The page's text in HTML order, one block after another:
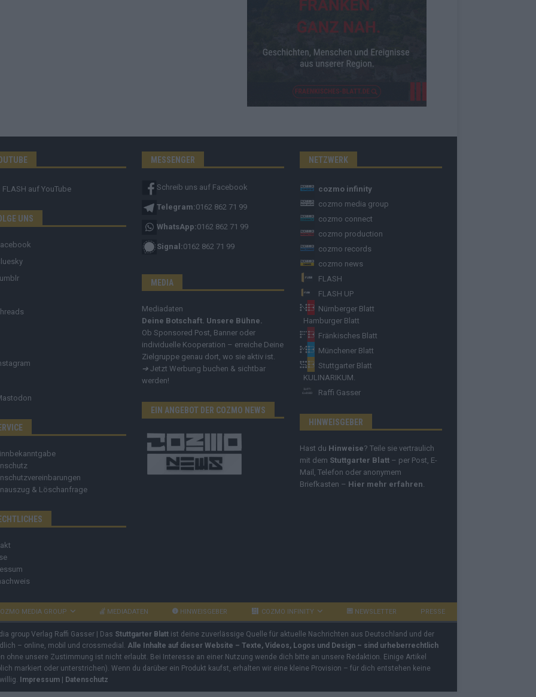
FLASH auf YouTube
UNS
& Löschanfrage
MESSENGER
Schreib uns auf Facebook
Telegram:0162 862 71 99
WhatsApp:0162 862 71 99
Signal:0162 862 71 99
MEDIA
Mediadaten
Deine Botschaft. Unsere Bühne.
Ob Sponsored Post, Banner oder
individuelle Kooperation – erreiche Deine
Zielgruppe genau dort, wo sie aktiv ist.
➔ Jetzt Werbung buchen & sichtbar
werden!
EIN ANGEBOT DER COZMO NEWS
NETZWERK
cozmo infinity
cozmo media group
cozmo connect
cozmo production
cozmo records
cozmo news
FLASH
FLASH UP
Nürnberger Blatt
Hamburger Blatt
Fränkisches Blatt
Münchener Blatt
Stuttgarter Blatt
KULINARIKUM.
Raffi Gasser
HINWEISGEBER
Hast du Hinweise? Teile sie vertraulich
mit dem Stuttgarter Blatt – per Post, E-
Mail, Telefon oder anonymem
Briefkasten – Hier mehr erfahren
MEDIA GROUP MEDIADATEN HINWEISGEBER COZMO INFINITY NEWSLETTER PRESSE
group Verlag Raffi Gasser | Das Stuttgarter Blatt ist deine zuverlässige Quelle für aktuelle Nachrichten aus Deutschland und der
– online, mobil und crossmedial. Alle Inhalte auf dieser Website – Texte, Videos, Logos und Design – sind urheberrechtlich
ohne unsere Zustimmung ist nicht erlaubt. Bei Interesse an einer Nutzung wende dich bitte an unsere Redaktion. Einige Artikel
markiert oder unterstrichen). Wenn du darüber ein Produkt kaufst, erhalten wir eine kleine Provision – für dich entstehen keine
Impressum | Datenschutz